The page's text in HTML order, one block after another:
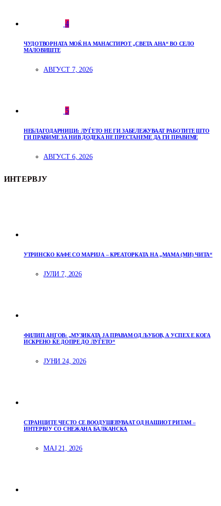
4
ЧУДОТВОРНАТА МОЌ НА МАНАСТИРОТ „СВЕТА АНА“ ВО СЕЛО
МАЛОВИШТЕ
АВГУСТ 7, 2026
5
НЕБЛАГОДАРНИЦИ: ЛУЃЕТО НЕ ГИ ЗАБЕЛЕЖУВААТ РАБОТИТЕ ШТО
ГИ ПРАВИМЕ ЗА НИВ ДОДЕКА НЕ ПРЕСТАНЕМЕ ДА ГИ ПРАВИМЕ
АВГУСТ 6, 2026
ИНТЕРВЈУ
УТРИНСКО КАФЕ СО МАРИЈА – КРЕАТОРКАТА НА „МАМА (МИ) ЧИТА“
ЈУЛИ 7, 2026
ФИЛИП АНГОВ: „МУЗИКАТА ЈА ПРАВАМ ОД ЉУБОВ, А УСПЕХ Е КОГА
ИСКРЕНО ЌЕ ДОПРЕ ДО ЛУЃЕТО“
ЈУНИ 24, 2026
СТРАНЦИТЕ ЧЕСТО СЕ ВООДУШЕВУВААТ ОД НАШИОТ РИТАМ –
ИНТЕРВЈУ СО СНЕЖАНА БАЛКАНСКА
МАЈ 21, 2026